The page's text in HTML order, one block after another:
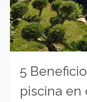
5
piscina en